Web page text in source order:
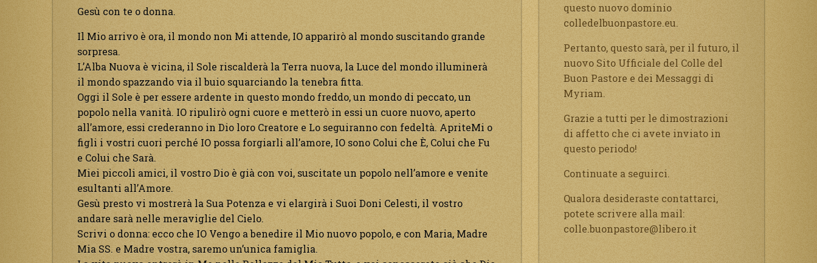
Gesù con te o donna.
Il Mio arrivo è ora, il mondo non Mi attende, IO apparirò al mondo suscitando grande
sorpresa.
L’Alba Nuova è vicina, il Sole riscalderà la Terra nuova, la Luce del mondo illuminerà
il mondo spazzando via il buio squarciando la tenebra fitta.
Oggi il Sole è per essere ardente in questo mondo freddo, un mondo di peccato, un
popolo nella vanità. IO ripulirò ogni cuore e metterò in essi un cuore nuovo, aperto
all’amore, essi crederanno in Dio loro Creatore e Lo seguiranno con fedeltà. ApriteMi o
figli i vostri cuori perché IO possa forgiarli all’amore, IO sono Colui che È, Colui che Fu
e Colui che Sarà.
Miei piccoli amici, il vostro Dio è già con voi, suscitate un popolo nell’amore e venite
esultanti all’Amore.
Gesù presto vi mostrerà la Sua Potenza e vi elargirà i Suoi Doni Celesti, il vostro
andare sarà nelle meraviglie del Cielo.
Scrivi o donna: ecco che IO Vengo a benedire il Mio nuovo popolo, e con Maria, Madre
Mia SS. e Madre vostra, saremo un’unica famiglia.
questo nuovo dominio
colledelbuonpastore.eu.
Pertanto, questo sarà, per il futuro, il
nuovo Sito Ufficiale del Colle del
Buon Pastore e dei Messaggi di
Myriam.
Grazie a tutti per le dimostrazioni
di affetto che ci avete inviato in
questo periodo!
Continuate a seguirci.
Qualora desideraste contattarci,
potete scrivere alla mail:
colle.buonpastore@libero.it